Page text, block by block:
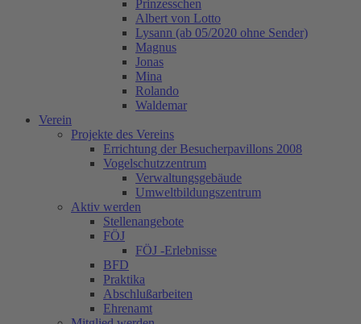
Prinzesschen
Albert von Lotto
Lysann (ab 05/2020 ohne Sender)
Magnus
Jonas
Mina
Rolando
Waldemar
Verein
Projekte des Vereins
Errichtung der Besucherpavillons 2008
Vogelschutzzentrum
Verwaltungsgebäude
Umweltbildungszentrum
Aktiv werden
Stellenangebote
FÖJ
FÖJ -Erlebnisse
BFD
Praktika
Abschlußarbeiten
Ehrenamt